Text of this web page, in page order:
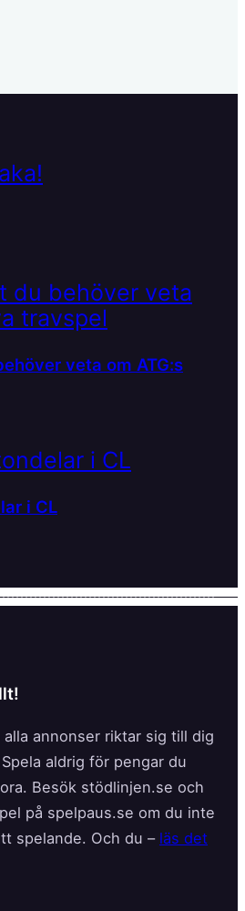
veta om ATG:s
i CL
annonser riktar sig till dig
Spela aldrig för pengar du
Besök stödlinjen.se och
på spelpaus.se om du inte
spelande. Och du – läs det